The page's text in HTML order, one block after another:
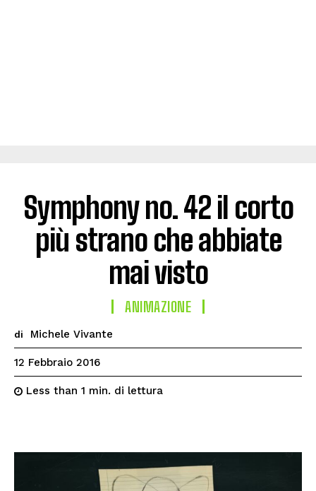
Symphony no. 42 il corto
più strano che abbiate
mai visto
ANIMAZIONE
di Michele Vivante
12 Febbraio 2016
Less than 1 min. di lettura